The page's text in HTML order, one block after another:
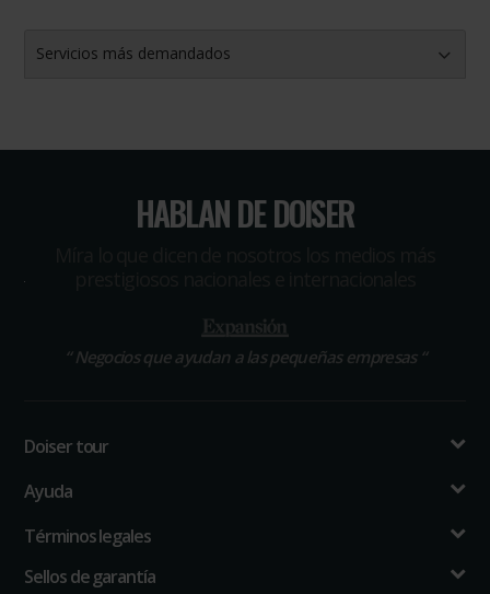
Servicios más demandados
HABLAN DE DOISER
“Negocios que ayudan a las pequeñas empresas “
Doiser tour
Ayuda
Términos legales
Sellos de garantía